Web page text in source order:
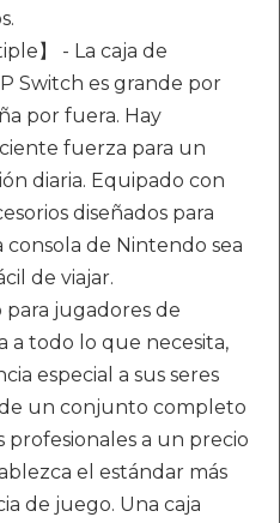
】 - La caja de
Switch es grande por
por fuera. Hay
fuerza para un
diaria. Equipado con
diseñados para
de Nintendo sea
de viajar.
jugadores de
a todo lo que necesita,
especial a sus seres
un conjunto completo
profesionales a un precio
el estándar más
de juego. Una caja